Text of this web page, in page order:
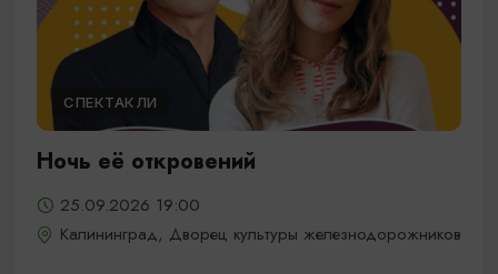
СПЕКТАКЛИ
Ночь её откровений
25.09.2026 19:00
Калининград, Дворец культуры железнодорожников